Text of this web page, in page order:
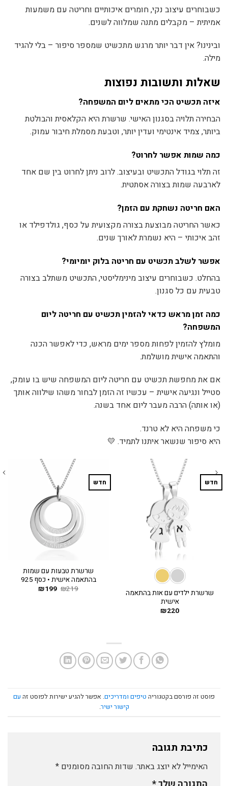
כשבוחרים עיצוב נקי, חומרים איכותיים וחריטה עם משמעות
אמיתית – מקבלים מתנה שמלווה לשנים.
ובינינו? אין דבר יותר מרגש מתכשיט שמספר סיפור – בלי להגיד
מילה.
שאלות ותשובות נפוצות
איזה תכשיט הכי מתאים ליום המשפחה?
הבחירה תלויה בסגנון האישי. שרשרת היא הקלאסית והבולטת
ביותר, צמיד אינטימי ועדין יותר, וטבעת מסמלת חיבור עמוק.
כמה שמות אפשר לחרוט?
זה תלוי בגודל התכשיט ובעיצוב. לרוב ניתן לחרוט בין שם אחד
לארבעה שמות בצורה אסתטית.
האם חריטה נשחקת עם הזמן?
כאשר החריטה מבוצעת בצורה מקצועית על כסף, גולדפילד או
זהב איכותי – היא נשמרת לאורך שנים.
אפשר לשלב תכשיט עם חריטה בלוק יומיומי?
בהחלט. כשבוחרים עיצוב מינימליסטי, התכשיט משתלב בצורה
טבעית עם כל סגנון.
כמה זמן מראש כדאי להזמין תכשיט עם חריטה ליום
המשפחה?
מומלץ להזמין לפחות מספר ימים מראש, כדי לאפשר הכנה
והתאמה אישית מושלמת.
אם את מחפשת תכשיט עם חריטה ליום המשפחה שיש בו עומק,
סטייל ונגיעה אישית – עכשיו זה הזמן לבחור משהו שילווה אותך
(או אותה) הרבה מעבר ליום אחד בשנה.
כי משפחה היא לא טרנד.
היא סיפור שנשאר איתנו לתמיד. 💛
חדש
שרשרת ילדים עם אות בהתאמה
אישית
₪220
חדש
שרשרת טבעות עם שמות
בהתאמה אישית • כסף 925
₪219 המחיר
₪199
פוסט זה פורסם בקטגוריה טיפים ומדריכים. אפשר להגיע ישירות לפוסט זה עם
קישור ישיר.
כתיבת תגובה
האימייל לא יוצג באתר. שדות החובה מסומנים *